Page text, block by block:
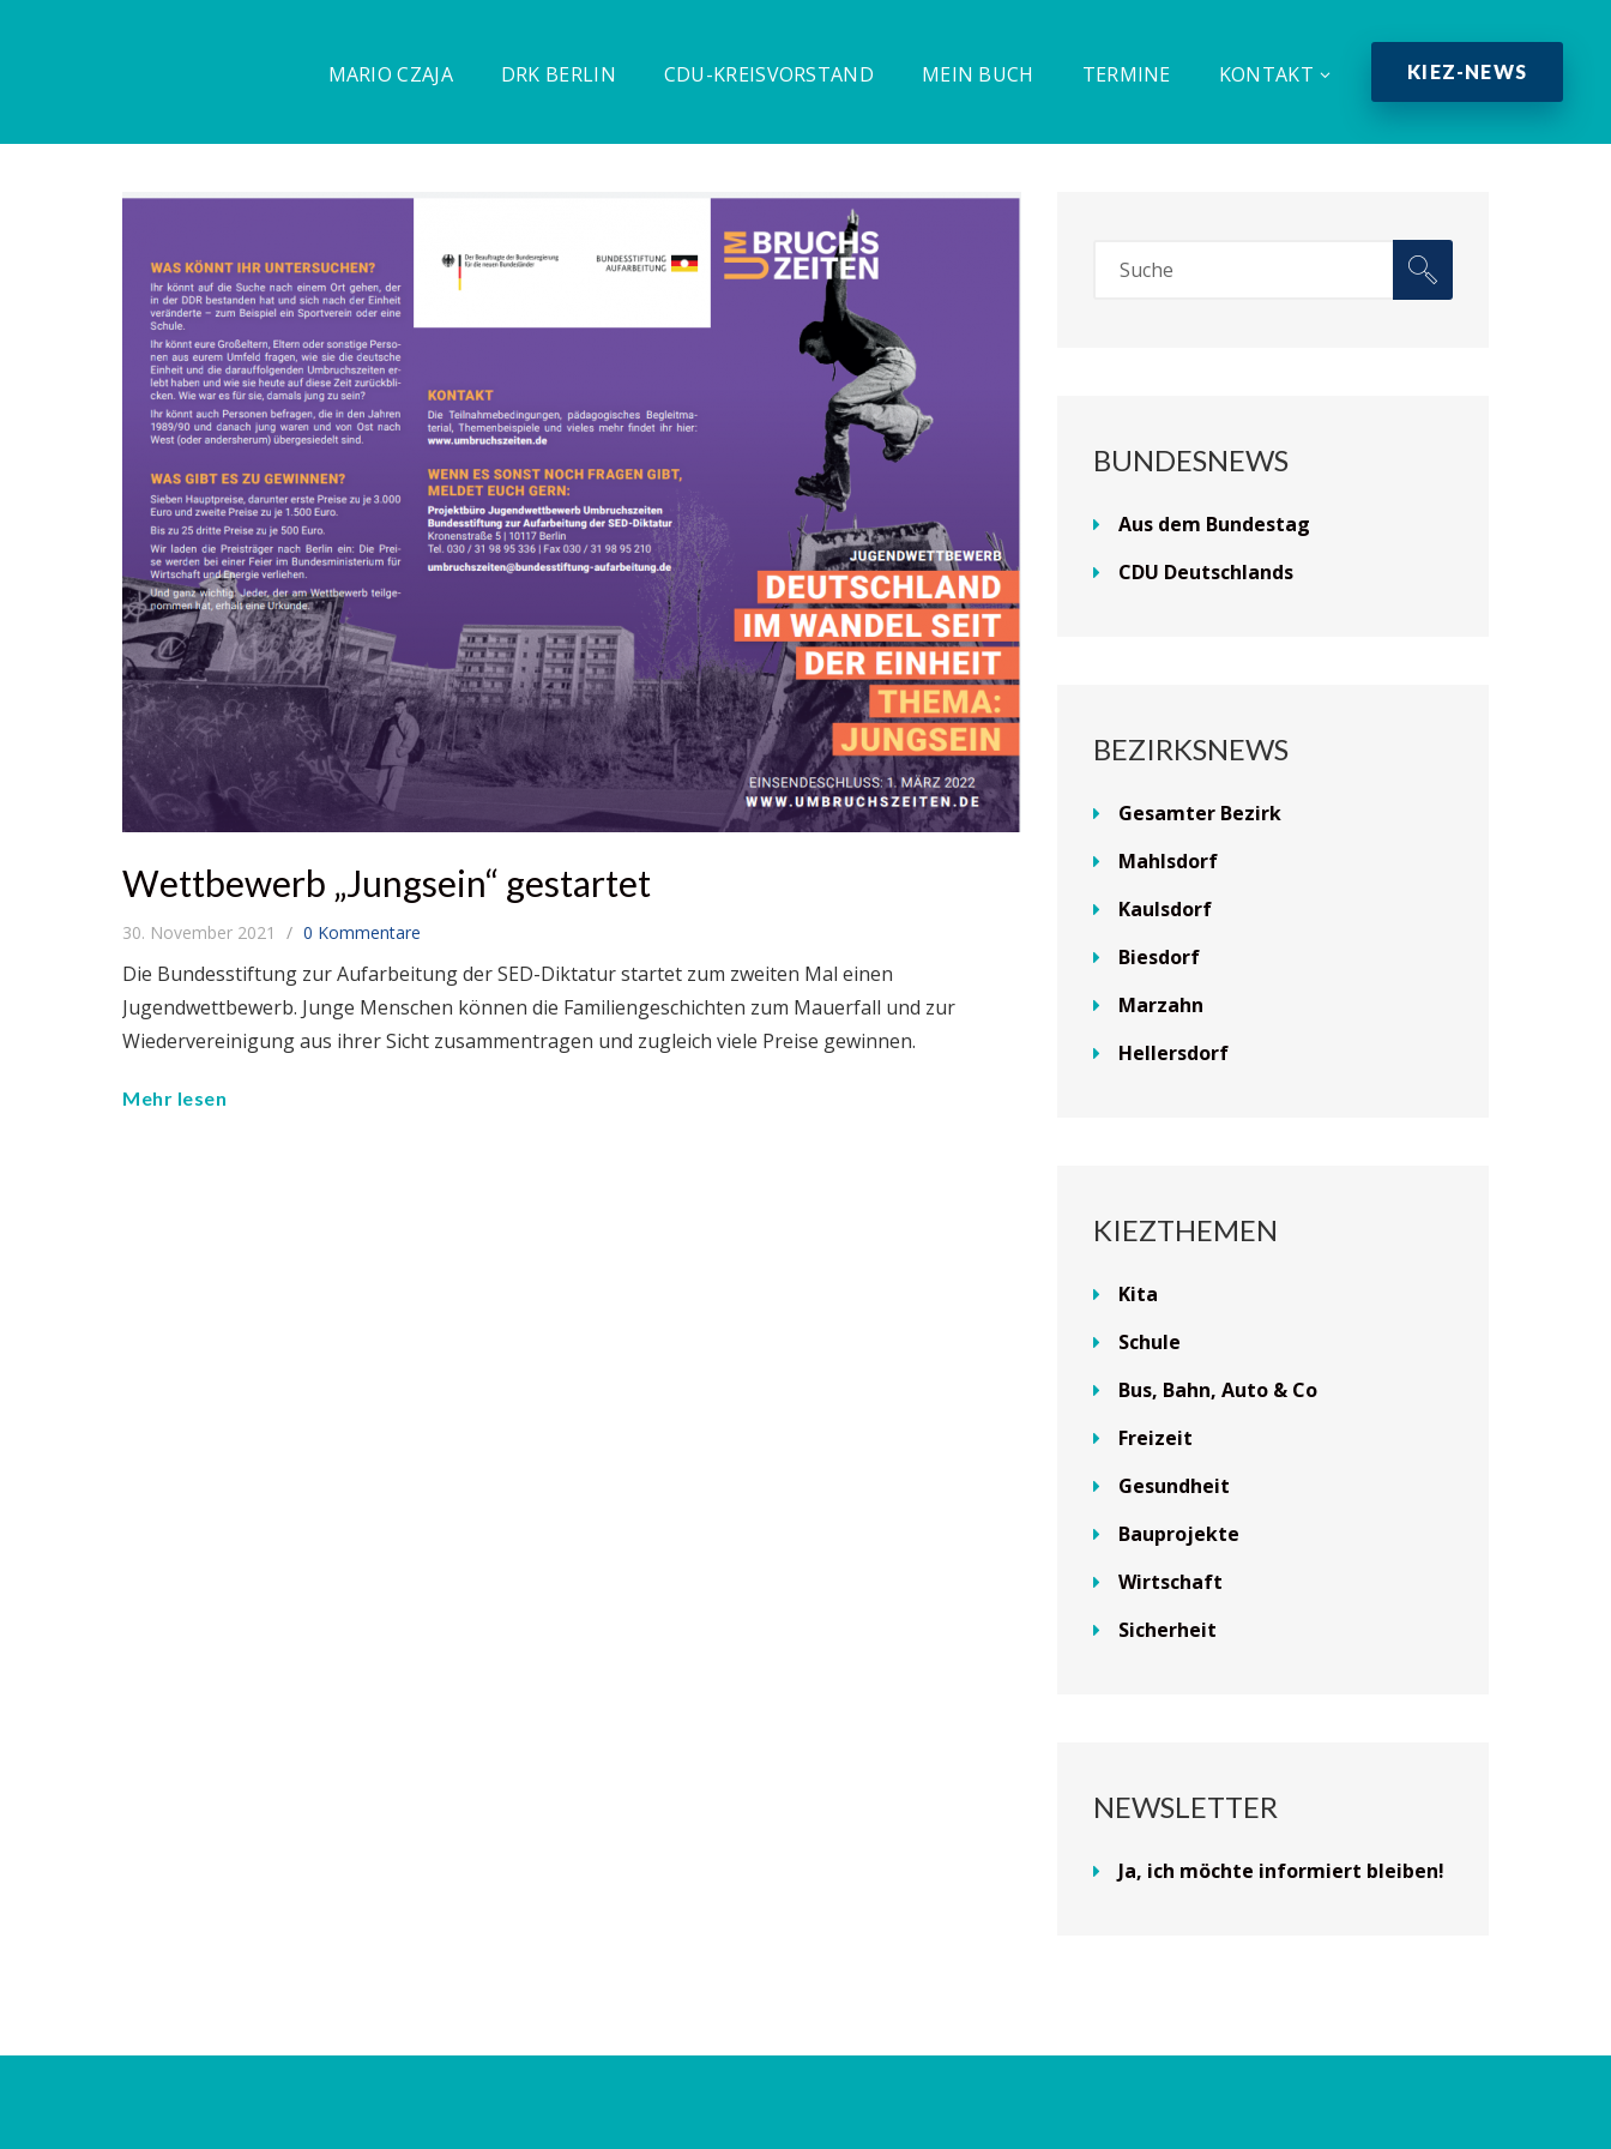
MARIO CZAJA DRK BERLIN CDU-KREISVORSTAND MEIN BUCH TERMINE KONTAKT KIEZ-NEWS
Wettbewerb „Jungsein“ gestartet
30. November 2021 0 Kommentare
Die Bundesstiftung zur Aufarbeitung der SED-Diktatur startet zum zweiten Mal einen
Jugendwettbewerb. Junge Menschen können die Familiengeschichten zum Mauerfall und zur
Wiedervereinigung aus ihrer Sicht zusammentragen und zugleich viele Preise gewinnen.
Mehr lesen
BUNDESNEWS
Aus dem Bundestag
CDU Deutschlands
BEZIRKSNEWS
Gesamter Bezirk
Mahlsdorf
Kaulsdorf
Biesdorf
Marzahn
Hellersdorf
KIEZTHEMEN
Kita
Schule
Bus, Bahn, Auto & Co
Freizeit
Gesundheit
Bauprojekte
Wirtschaft
Sicherheit
NEWSLETTER
Ja, ich möchte informiert bleiben!